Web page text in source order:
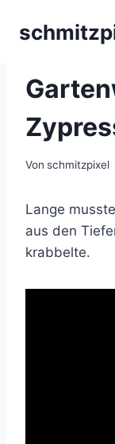
Inhalt
Von schmitzpixel
Lange
aus den
krabbelte.